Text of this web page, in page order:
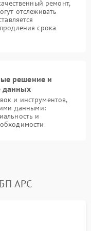
ремонт,
отслеживать
срока
решение и
данных
и инструментов,
данными:
и
APC